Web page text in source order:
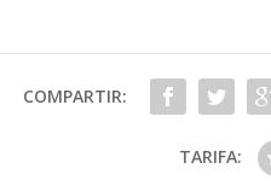
COMPARTIR:
TARIFA: